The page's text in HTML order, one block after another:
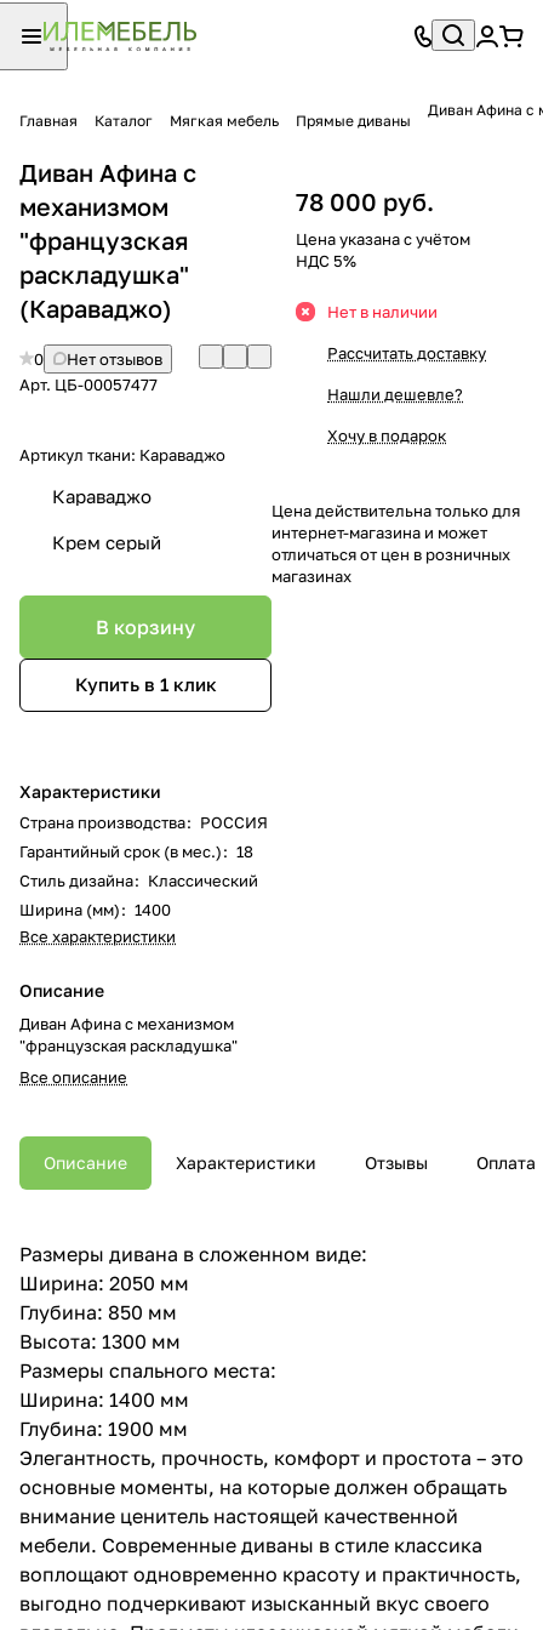
Главная Каталог Мягкая мебель Прямые диваны
Диван Афина с
Диван Афина с
механизмом
"французская
раскладушка"
(Караваджо)
0
Нет отзывов
Арт. ЦБ-00057477
Артикул ткани: Караваджо
Караваджо
Крем серый
В корзину
Купить в 1 клик
Характеристики
Страна производства: РОССИЯ
Гарантийный срок (в мес.): 18
Стиль дизайна: Классический
Ширина (мм): 1400
Все характеристики
Описание
Диван Афина с механизмом
"французская раскладушка"
Все описание
78 000 руб.
Цена указана с учётом
НДС 5%
Нет в наличии
Рассчитать доставку
Нашли дешевле?
Хочу в подарок
Цена действительна только для
интернет-магазина и может
отличаться от цен в розничных
магазинах
Описание Характеристики Отзывы Оплата
Размеры дивана в сложенном виде:
Ширина: 2050 мм
Глубина: 850 мм
Высота: 1300 мм
Размеры спального места:
Ширина: 1400 мм
Глубина: 1900 мм
Элегантность, прочность, комфорт и простота – это
основные моменты, на которые должен обращать
внимание ценитель настоящей качественной
мебели. Современные диваны в стиле классика
воплощают одновременно красоту и практичность,
выгодно подчеркивают изысканный вкус своего